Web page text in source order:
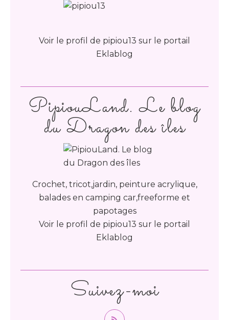
PipiouLand. Le blog
du Dragon des îles
Crochet, tricot,jardin, peinture acrylique,
balades en camping car,freeforme et
papotages
Voir le profil de pipiou13 sur le portail
Eklablog
Suivez-moi
Voir le profil de pipiou13 sur le portail
Eklablog